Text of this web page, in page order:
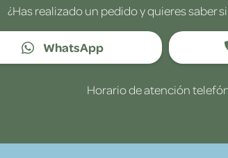
¿Has realizado un pedido y quieres saber
WhatsApp
Horario de atención